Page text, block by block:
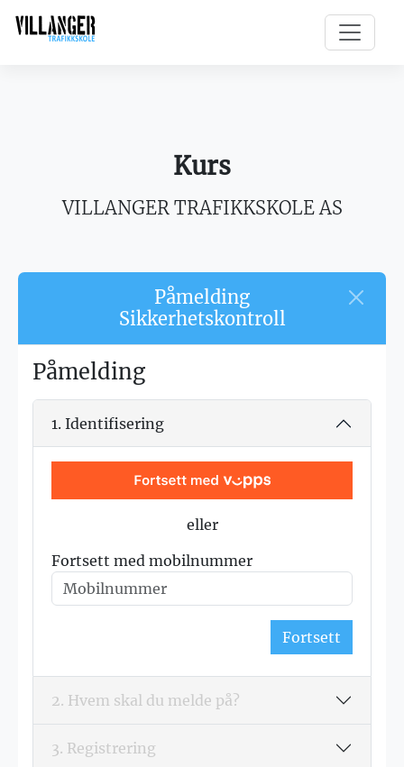
Kurs
VILLANGER TRAFIKKSKOLE AS
Påmelding
Sikkerhetskontroll
Påmelding
1. Identifisering
eller
Fortsett med mobilnummer
Fortsett
2. Hvem skal du melde på?
3. Registrering